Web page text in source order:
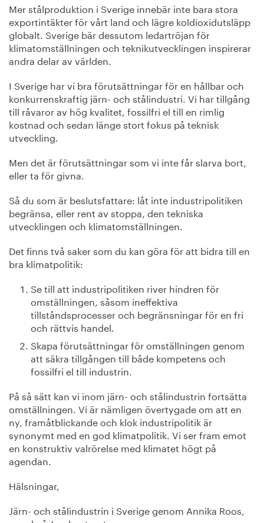
Mer stålproduktion i Sverige innebär inte bara stora
exportintäkter för vårt land och lägre koldioxidutsläpp
globalt. Sverige bär dessutom ledartröjan för
klimatomställningen och teknikutvecklingen inspirerar
andra delar av världen.
I Sverige har vi bra förutsättningar för en hållbar och
konkurrenskraftig järn- och stålindustri. Vi har tillgång
till råvaror av hög kvalitet, fossilfri el till en rimlig
kostnad och sedan länge stort fokus på teknisk
utveckling.
Men det är förutsättningar som vi inte får slarva bort,
eller ta för givna.
Så du som är beslutsfattare: låt inte industripolitiken
begränsa, eller rent av stoppa, den tekniska
utvecklingen och klimatomställningen.
Det finns två saker som du kan göra för att bidra till en
bra klimatpolitik:
Se till att industripolitiken river hindren för
omställningen, såsom ineffektiva
tillståndsprocesser och begränsningar för en fri
och rättvis handel.
Skapa förutsättningar för omställningen genom
att säkra tillgången till både kompetens och
fossilfri el till industrin.
På så sätt kan vi inom järn- och stålindustrin fortsätta
omställningen. Vi är nämligen övertygade om att en
ny, framåtblickande och klok industripolitik är
synonymt med en god klimatpolitik. Vi ser fram emot
en konstruktiv valrörelse med klimatet högt på
agendan.
Hälsningar,
Järn- och stålindustrin i Sverige genom Annika Roos,